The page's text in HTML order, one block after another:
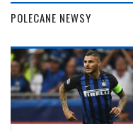
POLECANE NEWSY